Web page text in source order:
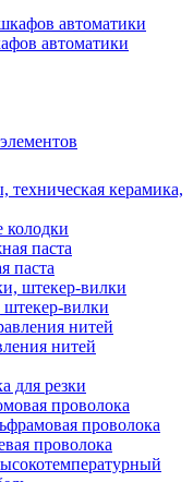
автоматики
техническая керамика,
паста
штекер-вилки
нитей
для резки
проволока
проволока
проволока